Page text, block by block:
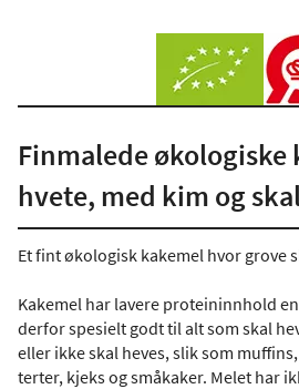
Finmalede økologiske
hvete, med kim og
Et fint økologisk kakemel hvor grove
Kakemel har lavere proteininnhold
derfor spesielt godt til alt som skal
eller ikke skal heves, slik som
terter, kjeks og småkaker. Melet har